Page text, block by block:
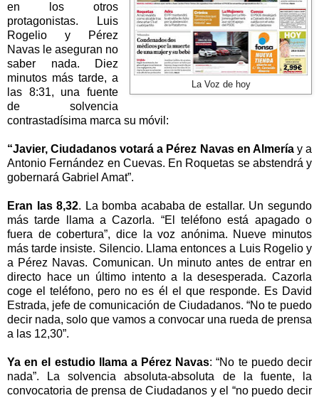
La Voz de hoy
en los otros
protagonistas. Luis
Rogelio y Pérez
Navas le aseguran no
saber nada. Diez
minutos más tarde, a
las 8:31, una fuente
de solvencia
contrastadísima marca su móvil:
“Javier, Ciudadanos votará a Pérez Navas en Almeríay a
Antonio Fernández en Cuevas. En Roquetas se abstendrá y
gobernará Gabriel Amat”.
Eran las 8,32. La bomba acababa de estallar. Un segundo
más tarde llama a Cazorla. “El teléfono está apagado o
fuera de cobertura”, dice la voz anónima. Nueve minutos
más tarde insiste. Silencio. Llama entonces a Luis Rogelio y
a Pérez Navas. Comunican. Un minuto antes de entrar en
directo hace un último intento a la desesperada. Cazorla
coge el teléfono, pero no es él el que responde. Es David
Estrada, jefe de comunicación de Ciudadanos. “No te puedo
decir nada, solo que vamos a convocar una rueda de prensa
a las 12,30”.
Ya en el estudio llama a Pérez Navas: “No te puedo decir
nada”. La solvencia absoluta-absoluta de la fuente, la
convocatoria de prensa de Ciudadanos y el “no puedo decir